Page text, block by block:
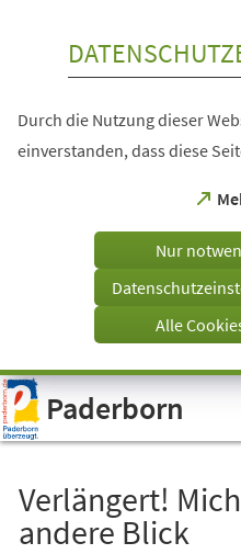
Visuelle
Assistenzsoftware
öffnen.
Durch die Nutzung dieser
einverstanden, dass diese
einem
Tab)
Nur
Alle
Paderborn
Verlängert!
andere Blick